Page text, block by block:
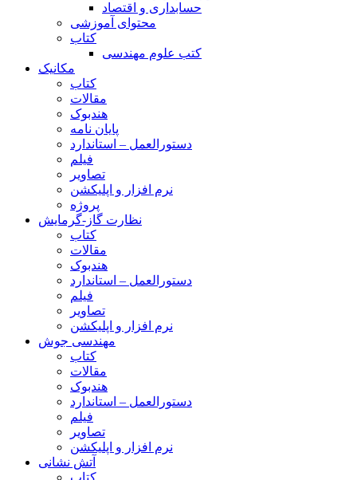
حسابداری و اقتصاد
محتوای آموزشی
کتاب
کتب علوم مهندسی
مکانیک
کتاب
مقالات
هندبوک
پایان نامه
دستورالعمل – استاندارد
فیلم
تصاویر
نرم افزار و اپلیکشن
پروژه
نظارت گاز-گرمایش
کتاب
مقالات
هندبوک
دستورالعمل – استاندارد
فیلم
تصاویر
نرم افزار و اپلیکشن
مهندسی جوش
کتاب
مقالات
هندبوک
دستورالعمل – استاندارد
فیلم
تصاویر
نرم افزار و اپلیکشن
آتش نشانی
کتاب